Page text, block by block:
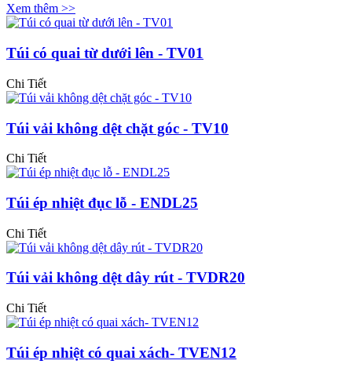
Xem thêm >>
Túi có quai từ dưới lên - TV01
Chi Tiết
Túi vải không dệt chặt góc - TV10
Chi Tiết
Túi ép nhiệt đục lỗ - ENDL25
Chi Tiết
Túi vải không dệt dây rút - TVDR20
Chi Tiết
Túi ép nhiệt có quai xách- TVEN12